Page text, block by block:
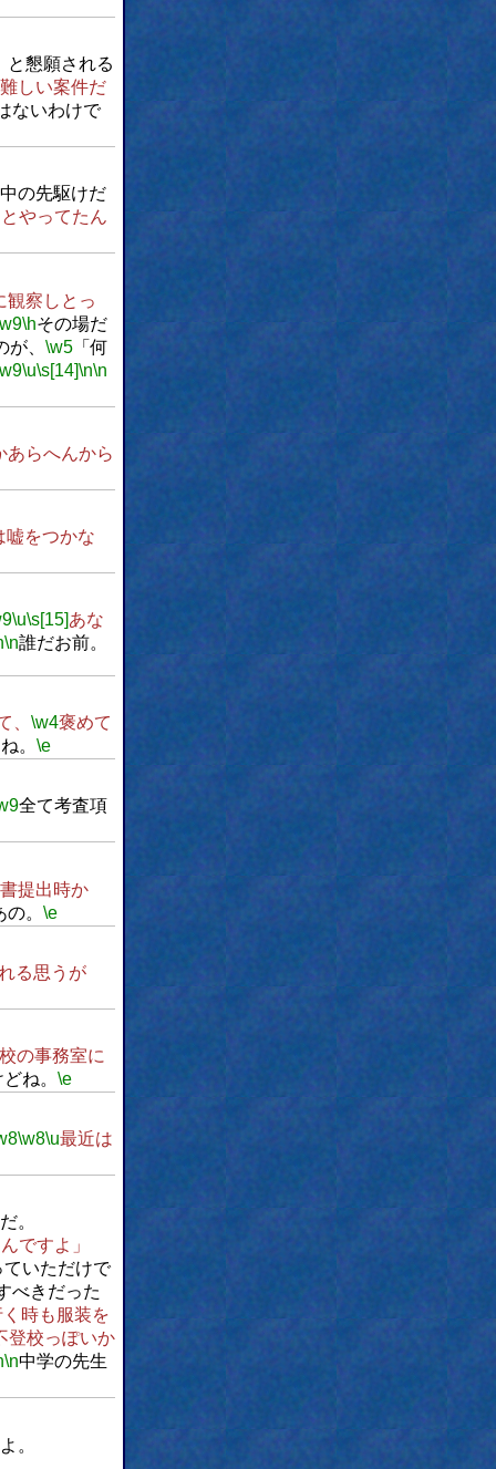
と懇願される
しい案件だ
ないわけで
の先駆けだ
やってたん
観察しとっ
\hその場だ
、 \w5「何
\u\s[14]\n\n
あらへんから
嘘をつかな
\u\s[15]あな
\n誰だお前。
、 \w4褒めて
。 \e
全て考査項
提出時か
の。 \e
る思うが
の事務室に
ね。 \e
\w8\u最近は
。
ですよ」
いただけで
べきだった
時も服装を
登校っぽいか
\n中学の先生
。